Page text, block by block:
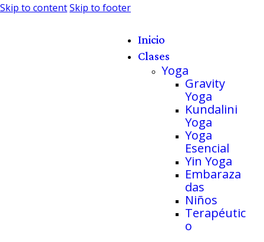
Skip to contentSkip to footer
Inicio
Clases
Yoga
Gravity
Yoga
Kundalini
Yoga
Yoga
Esencial
Yin Yoga
Embaraza
das
Niños
Terapéutic
o